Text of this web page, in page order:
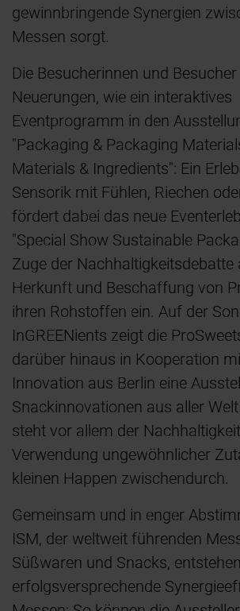
gewinnbringende Synergien
Messen sorgt.
Die Besucherinnen und
Neuerungen, wie ein interaktives
Eventprogramm in den
"Packaging & Packaging
Materials & Ingredients": Ein
Sensorik mit Fühlen, Riechen
fördert dabei das neue
"Special Show Sustainable
Zuge der Nachhaltigkeitsdebatte
Herkunft und Beschaffung von
ihren Rohstoffen ein. Auf der
InGREENients zeigt die
darüber hinaus in Kooperation
Innovation aus Berlin eine
Snackinnovationen aus aller
steht vor allem der
Verwendung ungewöhnlicher
kleinen Happen zwischendurch.
Gemeinsam und in enger
ISM, der weltweit führenden
Süßwaren und Snacks, entstehen
erfolgsversprechende